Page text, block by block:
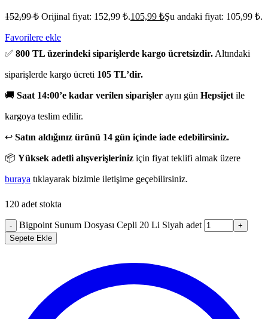
152,99₺ Orijinal fiyat: 152,99 ₺.105,99 ₺Şu andaki fiyat: 105,99 ₺.
Favorilere ekle
✅ 800 TL üzerindeki siparişlerde kargo ücretsizdir. Altındaki
siparişlerde kargo ücreti 105 TL’dir.
🚚 Saat 14:00’e kadar verilen siparişler aynı gün Hepsijet ile
kargoya teslim edilir.
↩️ Satın aldığınız ürünü 14 gün içinde iade edebilirsiniz.
📦 Yüksek adetli alışverişleriniz için fiyat teklifi almak üzere
buraya tıklayarak bizimle iletişime geçebilirsiniz.
120 adet stokta
- Bigpoint Sunum Dosyası Cepli 20 Li Siyah adet
+
Sepete Ekle